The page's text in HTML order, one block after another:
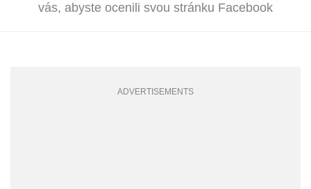
vás, abyste ocenili svou stránku Facebook
ADVERTISEMENTS